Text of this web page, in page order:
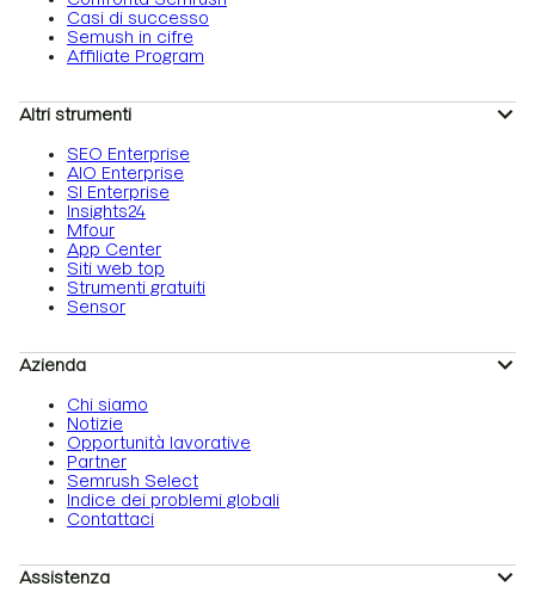
Casi di successo
Semush in cifre
Affiliate Program
Altri strumenti
SEO Enterprise
AIO Enterprise
SI Enterprise
Insights24
Mfour
App Center
Siti web top
Strumenti gratuiti
Sensor
Azienda
Chi siamo
Notizie
Opportunità lavorative
Partner
Semrush Select
Indice dei problemi globali
Contattaci
Assistenza